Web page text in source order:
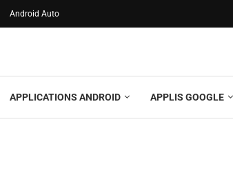
Android Auto
APPLICATIONS ANDROID APPLIS GOOGLE